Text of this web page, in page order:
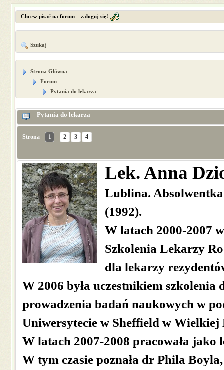
Chcesz pisać na forum – zaloguj się!
Szukaj
Strona Główna
Forum
Pytania do lekarza
Pytania do lekarza
Strona 1 2 3 4
Lek. Anna
Lublina.
(1992).
W latach 2000-2007
Szkolenia Lekarzy
dla lekarzy
W 2006 była uczestnikiem
prowadzenia badań naukowych w
Uniwersytecie w Sheffield w
W latach 2007-2008 pracowała
W tym czasie poznała dr Phila